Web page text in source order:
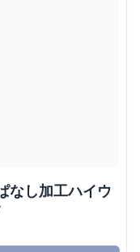
なし加工ハイウ